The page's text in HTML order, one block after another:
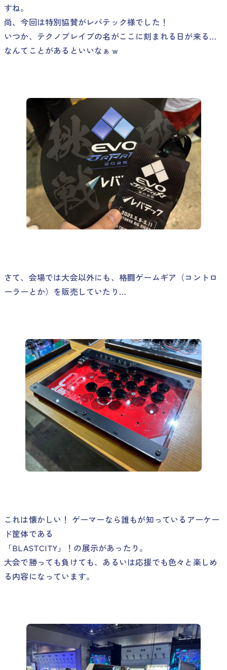
すね。
尚、今回は特別協賛がレバテック様でした！
いつか、テクノブレイブの名がここに刻まれる日が来る…
なんてことがあるといいなぁｗ
さて、会場では大会以外にも、格闘ゲームギア（コントロ
ーラーとか）を販売していたり…
これは懐かしい！ ゲーマーなら誰もが知っているアーケー
ド筐体である
「BLASTCITY」！の展示があったり。
大会で勝っても負けても、あるいは応援でも色々と楽しめ
る内容になっています。